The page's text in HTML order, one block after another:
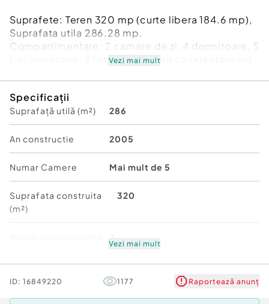
Suprafete: Teren 320 mp (curte libera 184.6 mp),
Suprafata utila 286.28 mp.
Compartimentare: 2 camere de zi, 4 dormitoare, 5
bai, bucatarie, 2 terase deschise cu orientare est
proprie.
Stare: Recent renovata integral (instalatii
electrice si sanitare noi, acoperis schimbat,
interior zugravit, pardoseala etaj reconditionata).
Confort: Centrala proprie (calorifere), constructie
2005.
Pozitie excelenta, aproape de scoli internationale
si facilitati de top. Acte la zi, disponibilitate
imediata.
Număr niveluri imobil:3
Vezi mai mult
Specificații
Suprafață utilă (m²) 286
An constructie 2005
Numar Camere Mai mult de 5
Suprafata construita
(m²)
320
Stare Bună
Vezi mai mult
ID: 16849220 1177 Raportează anunț